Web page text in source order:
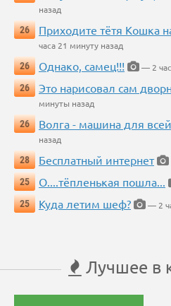
назад
26
Приходите тётя Кошка
часа 21 минуту назад
26
Однако, самец!!!
— 2
26
Это нарисовал сам
минуты назад
26
Волга - машина для
назад
28
Бесплатный интернет
25
О....тёпленькая пошла...
25
Куда летим шеф? — 2
Лучшее в